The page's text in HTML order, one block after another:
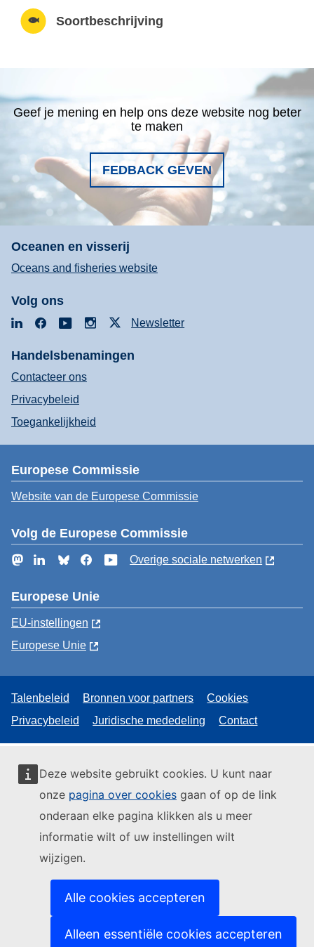
Deze website gebruikt cookies. U kunt naar
onze pagina over cookies gaan of op de link
onderaan elke pagina klikken als u meer
informatie wilt of uw instellingen wilt
wijzigen.
Alle cookies accepteren
Alleen essentiële cookies accepteren
Soortbeschrijving
Geef je mening en help ons deze website nog beter
te maken
FEDBACK GEVEN
Oceanen en visserij
Oceans and fisheries website
Volg ons
LinkedInFacebookYouTubeInstagramNewsletter
Handelsbenamingen
Contacteer ons
Privacybeleid
Toegankelijkheid
Europese Commissie
Website van de Europese Commissie
Volg de Europese Commissie
MastodonLinkedInBlueskyFacebookYouTube
Overige sociale netwerken
Europese Unie
EU-instellingen
Europese Unie
Talenbeleid Bronnen voor partners
Cookies
Privacybeleid
Juridische mededeling Contact